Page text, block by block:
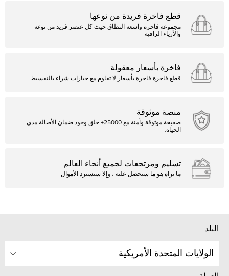
قطع فاخرة فريدة من نوعها
مجموعة فاخرة واسعة النطاق حيث كل عنصر فريد من نوعه
والأزياء الراقية
فاخرة بأسعار معقولة
قطع فاخرة فاخرة بأسعار لا تقاوم مع خيارات شراء بالتقسيط
منصة موثوقة
صفيحة موثوقة وآمنة مع 25000+ خلق وجود ضمان الأصالة مدى
الحياة.
تسليم ومرتجعات لجميع أنحاء العالم
ما تراه هو ما ستحصل عليه ، وإلا ستسترد الأموال
البلد
الولايات المتحدة الأمريكية